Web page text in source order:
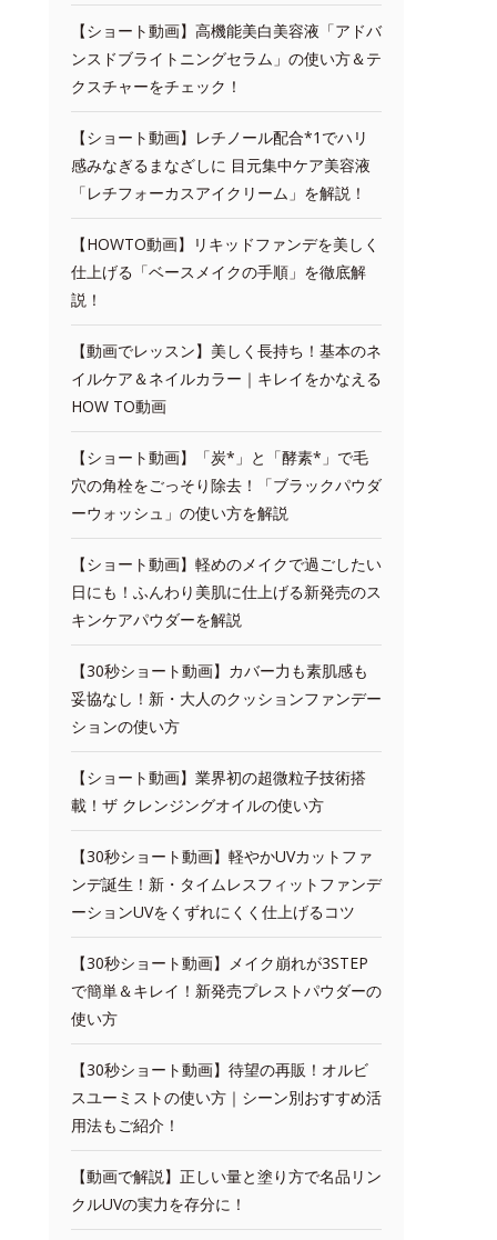
【ショート動画】高機能美白美容液「アドバ
ンスドブライトニングセラム」の使い方＆テ
クスチャーをチェック！
【ショート動画】レチノール配合*1でハリ
感みなぎるまなざしに 目元集中ケア美容液
「レチフォーカスアイクリーム」を解説！
【HOWTO動画】リキッドファンデを美しく
仕上げる「ベースメイクの手順」を徹底解
説！
【動画でレッスン】美しく長持ち！基本のネ
イルケア＆ネイルカラー｜キレイをかなえる
HOW TO動画
【ショート動画】「炭*」と「酵素*」で毛
穴の角栓をごっそり除去！「ブラックパウダ
ーウォッシュ」の使い方を解説
【ショート動画】軽めのメイクで過ごしたい
日にも！ふんわり美肌に仕上げる新発売のス
キンケアパウダーを解説
【30秒ショート動画】カバー力も素肌感も
妥協なし！新・大人のクッションファンデー
ションの使い方
【ショート動画】業界初の超微粒子技術搭
載！ザ クレンジングオイルの使い方
【30秒ショート動画】軽やかUVカットファ
ンデ誕生！新・タイムレスフィットファンデ
ーションUVをくずれにくく仕上げるコツ
【30秒ショート動画】メイク崩れが3STEP
で簡単＆キレイ！新発売プレストパウダーの
使い方
【30秒ショート動画】待望の再販！オルビ
スユーミストの使い方｜シーン別おすすめ活
用法もご紹介！
【動画で解説】正しい量と塗り方で名品リン
クルUVの実力を存分に！